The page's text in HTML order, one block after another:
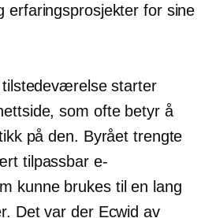
erfaringsprosjekter for sine
starter
som ofte betyr å
på den. Byrået trengte
tilpassbar e-
kunne brukes til en lang
Det var der Ecwid av